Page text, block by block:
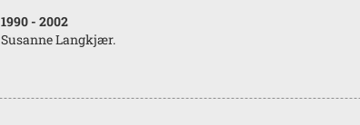
1990 - 2002
Susanne Langkjær.